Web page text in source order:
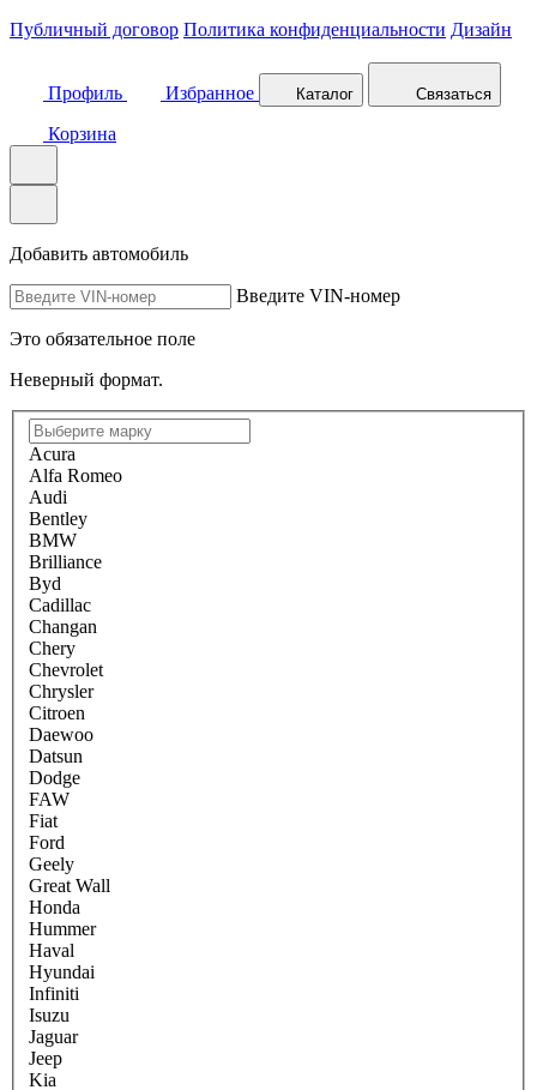
Публичный договор Политика конфиденциальности Дизайн
Профиль Избранное Каталог Связаться
Корзина
Добавить автомобиль
Введите VIN-номер
Это обязательное поле
Неверный формат.
Acura
Alfa Romeo
Audi
Bentley
BMW
Brilliance
Byd
Cadillac
Changan
Chery
Chevrolet
Chrysler
Citroen
Daewoo
Datsun
Dodge
FAW
Fiat
Ford
Geely
Great Wall
Honda
Hummer
Haval
Hyundai
Infiniti
Isuzu
Jaguar
Jeep
Kia